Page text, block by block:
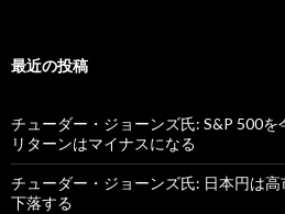
最近の投稿
チューダー・ジョーンズ氏: S&P 500
リターンはマイナスになる
チューダー・ジョーンズ氏: 日本円は
下落する